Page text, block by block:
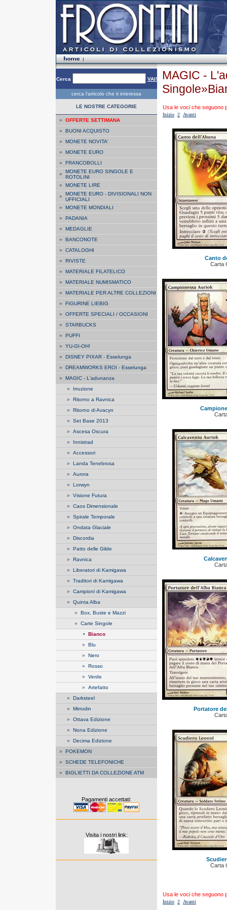
Cerca VAI!
cerca l'articolo che ti interessa
LE NOSTRE CATEGORIE
» OFFERTE SETTIMANA
» BUONI ACQUISTO
» MONETE NOVITA'
» MONETE EURO
» FRANCOBOLLI
» MONETE EURO SINGOLE E
ROTOLINI
» MONETE LIRE
» MONETE EURO - DIVISIONALI NON
UFFICIALI
» MONETE MONDIALI
» PADANIA
» MEDAGLIE
» BANCONOTE
» CATALOGHI
» RIVISTE
» MATERIALE FILATELICO
» MATERIALE NUMISMATICO
» MATERIALE PER ALTRE COLLEZIONI
» FIGURINE LIEBIG
» OFFERTE SPECIALI / OCCASIONI
» STARBUCKS
» PUFFI
» YU-GI-OH!
» DISNEY PIXAR - Esselunga
» DREAMWORKS EROI - Esselunga
» MAGIC - L'adunanza
» Irruzione
» Ritorno a Ravnica
» Ritorno di Avacyn
» Set Base 2013
» Ascesa Oscura
» Innistrad
» Accessori
» Landa Tenebrosa
» Aurora
» Lorwyn
» Visione Futura
» Caos Dimensionale
» Spirale Temporale
» Ondata Glaciale
» Discordia
» Patto delle Gilde
» Ravnica
» Liberatori di Kamigawa
» Traditori di Kamigawa
» Campioni di Kamigawa
» Quinta Alba
» Box, Buste e Mazzi
» Carte Singole
• Bianco
» Blu
» Nero
» Rosso
» Verde
» Artefatto
» Darksteel
» Mirrodin
» Ottava Edizione
» Nona Edizione
» Decima Edizione
» POKEMON
» SCHEDE TELEFONICHE
» BIGLIETTI DA COLLEZIONE ATM
Pagamenti accettati:
Visita i nostri link:
MAGIC -
Usa le voci che seguono
Inizio 2 Avanti
Canto
Carta
Portatore
Carta
Usa le voci che seguono
Inizio 2 Avanti